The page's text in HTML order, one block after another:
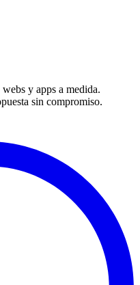
y apps a medida.
sin compromiso.